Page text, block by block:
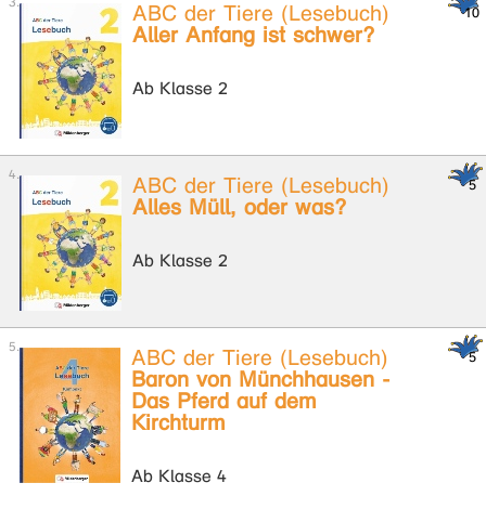
ABC der Tiere (Lesebuch)
Aller Anfang ist schwer?
Ab Klasse 2
ABC der Tiere (Lesebuch)
Alles Müll, oder was?
Ab Klasse 2
ABC der Tiere (Lesebuch)
Baron von Münchhausen -
Das Pferd auf dem
Kirchturm
Ab Klasse 4